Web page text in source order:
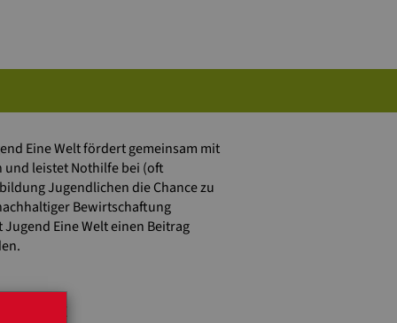
Eine Welt fördert gemeinsam mit
und leistet Nothilfe bei (oft
Jugendlichen die Chance zu
Bewirtschaftung
Eine Welt einen Beitrag
LEONE